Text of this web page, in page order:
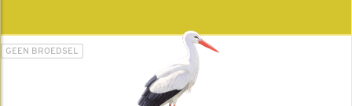
GEEN BROEDSEL